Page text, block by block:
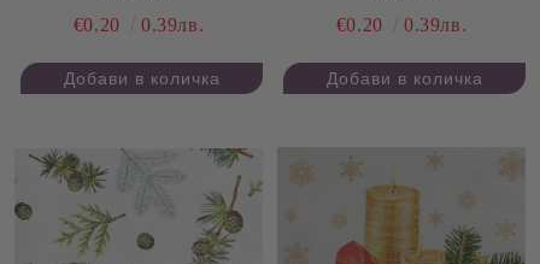
€0.20
0.39лв.
€0.20
0.39лв.